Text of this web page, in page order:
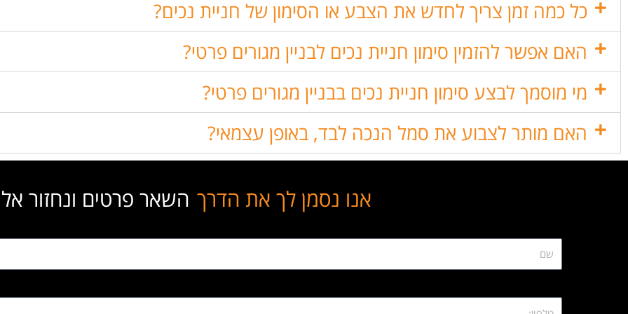
כל כמה זמן צריך לחדש את הצבע או הסימון של חניית נכים?
האם אפשר להזמין סימון חניית נכים לבניין מגורים פרטי?
מי מוסמך לבצע סימון חניית נכים בבניין מגורים פרטי?
האם מותר לצבוע את סמל הנכה לבד, באופן עצמאי?
אנו נסמן לך את הדרך השאר פרטים ונחזור